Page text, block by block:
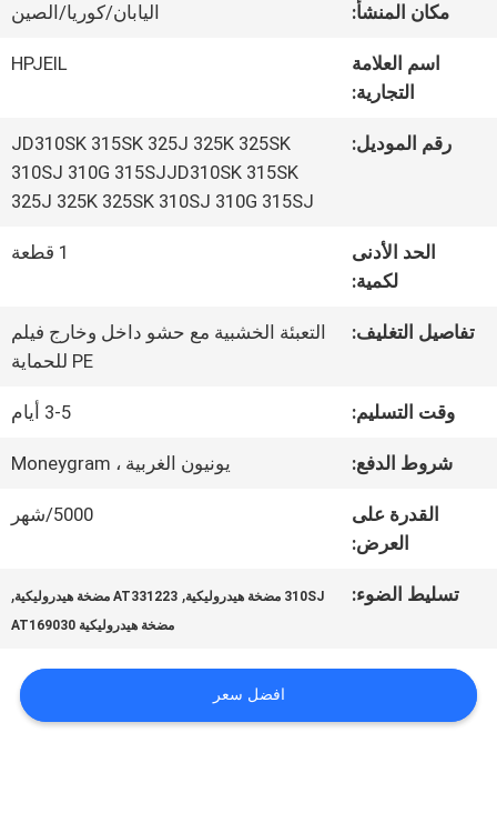
معلومات
المعمل
رقابة
جودة
اتصل
حالات
مكان المنشأ: اليابان/كوريا/الصين
اسم العلامة
التجارية:
HPJEIL
رقم الموديل:
JD310SK 315SK 325J 325K 325SK
310SJ 310G 315SJJD310SK 315SK
325J 325K 325SK 310SJ 310G 315SJ
الحد الأدنى
لكمية:
1 قطعة
تفاصيل التغليف:
التعبئة الخشبية مع حشو داخل وخارج فيلم
PE للحماية
وقت التسليم: 3-5 أيام
شروط الدفع: يونيون الغربية ، Moneygram
القدرة على
العرض:
5000/شهر
تسليط الضوء: 310SJ مضخة هيدروليكية , AT331223 مضخة هيدروليكية ,
مضخة هيدروليكية AT169030
افضل سعر